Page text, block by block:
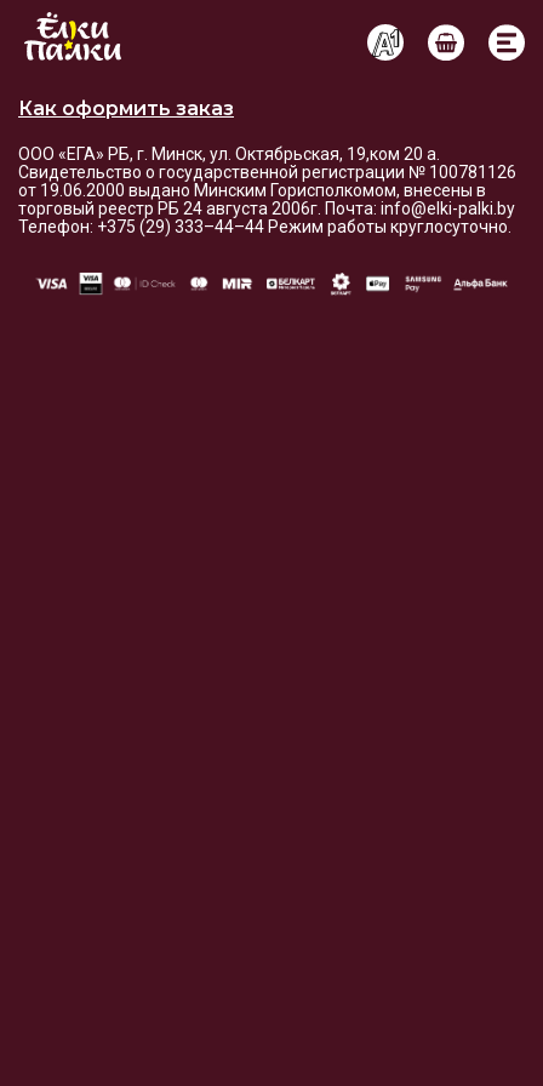
Условия оплаты и доставки
Как оформить заказ
ООО «ЕГА» РБ, г. Минск, ул. Октябрьская, 19,ком 20 а.
Свидетельство о государственной регистрации № 100781126
от 19.06.2000 выдано Минским Горисполкомом, внесены в
торговый реестр РБ 24 августа 2006г. Почта: info@elki-palki.by
Телефон: +375 (29) 333–44–44 Режим работы круглосуточно.